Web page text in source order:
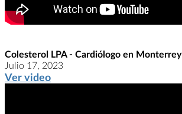
Colesterol LPA - Cardiólogo en Monterrey
Julio 17, 2023
Ver video